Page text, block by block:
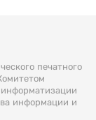
печатного
информатизации
информации и